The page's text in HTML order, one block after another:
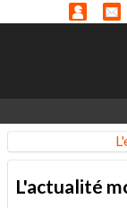
L'actualité